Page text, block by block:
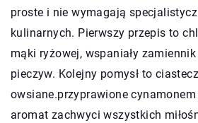
proste i nie wymagają
kulinarnych. Pierwszy przepis to
mąki ryżowej, wspaniały
pieczyw. Kolejny pomysł to
owsiane.przyprawione
aromat zachwyci wszystkich